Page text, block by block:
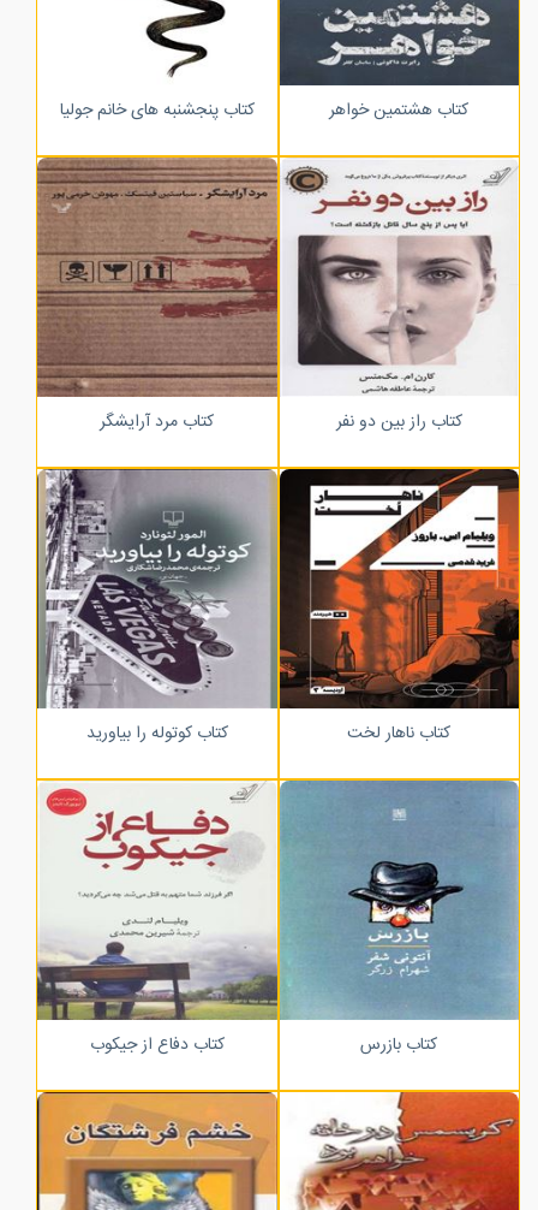
کتاب هشتمین خواهر کتاب پنجشنبه های خانم جولیا
کتاب راز بین دو نفر کتاب مرد آرایشگر
کتاب ناهار لخت کتاب کوتوله را بیاورید
کتاب بازرس کتاب دفاع از جیکوب